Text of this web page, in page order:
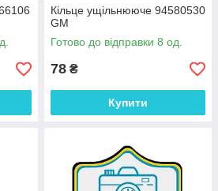
Кільце ущільнююче 94580530
GM
Готово до відправки 8 од.
78 ₴
Купити